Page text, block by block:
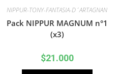
NIPPUR-TONY-FANTASIA-D´ARTAGNAN
Pack NIPPUR MAGNUM n°1
(x3)
$21.000